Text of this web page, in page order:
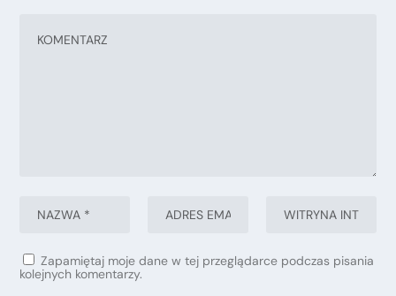
Zapamiętaj moje dane w tej przeglądarce podczas pisania
kolejnych komentarzy.